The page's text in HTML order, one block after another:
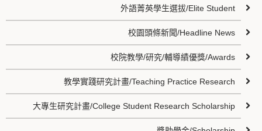
外語菁英學生選拔/Elite Student
校園頭條新聞/Headline News
校院教學/研究/輔導績優獎/Awards
教學實踐研究計畫/Teaching Practice Research
大專生研究計畫/College Student Research Scholarship